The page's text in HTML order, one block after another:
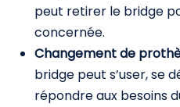
peut retirer le bridge
concernée.
Changement de
bridge peut s’user, se
répondre aux besoins